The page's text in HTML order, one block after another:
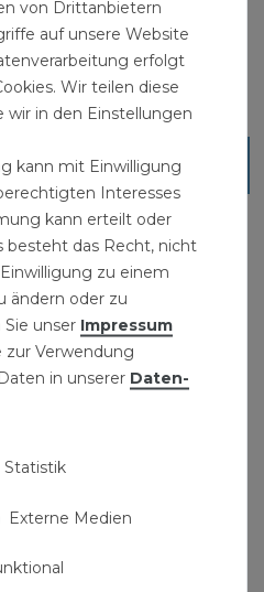
von Drittanbietern
auf unsere Website
erfolgt
Wir teilen diese
in den Einstellungen
kann mit Einwilligung
Interesses
kann erteilt oder
besteht das Recht, nicht
zu einem
ändern oder zu
unser Impressum
zur Verwendung
in unserer Daten­
Statistik
Externe Medien